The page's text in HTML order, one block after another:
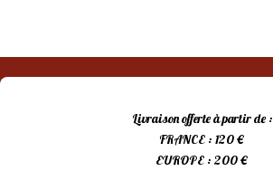
Livraison offerte à partir de :
FRANCE : 120 €
EUROPE : 200 €